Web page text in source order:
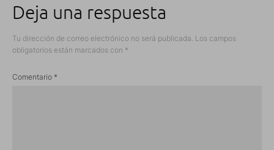
Deja una respuesta
Tu dirección de correo electrónico no será publicada. Los campos
obligatorios están marcados con *
Comentario *